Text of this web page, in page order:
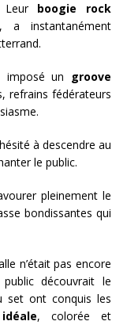
boogie rock
a instantanément
imposé un groove
refrains fédérateurs
à descendre au
le public.
pleinement le
bondissantes qui
n’était pas encore
découvrait le
set ont conquis les
, colorée et